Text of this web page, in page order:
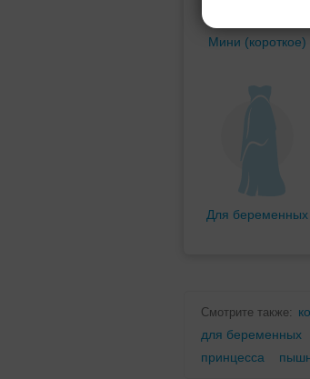
Мини (короткое)
Для беременных
Смотрите также:
для беременных
принцесса